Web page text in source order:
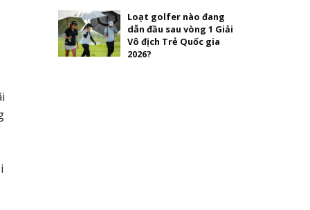
Loạt golfer nào đang
dẫn đầu sau vòng 1 Giải
Vô địch Trẻ Quốc gia
2026?